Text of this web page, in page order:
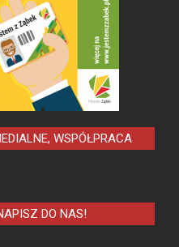
WSPÓŁPRACA
DO NAS!